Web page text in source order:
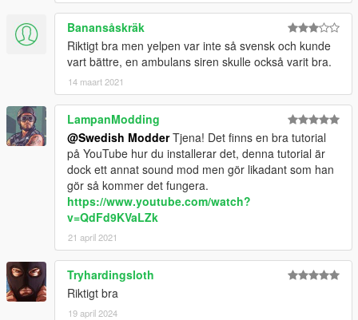
Banansåskräk
Riktigt bra men yelpen var inte så svensk och kunde
vart bättre, en ambulans siren skulle också varit bra.
14 maart 2021
LampanModding
@Swedish ModderTjena! Det finns en bra tutorial
på YouTube hur du installerar det, denna tutorial är
dock ett annat sound mod men gör likadant som han
gör så kommer det fungera.
https://www.youtube.com/watch?
v=QdFd9KVaLZk
21 april 2021
Tryhardingsloth
Riktigt bra
19 april 2024